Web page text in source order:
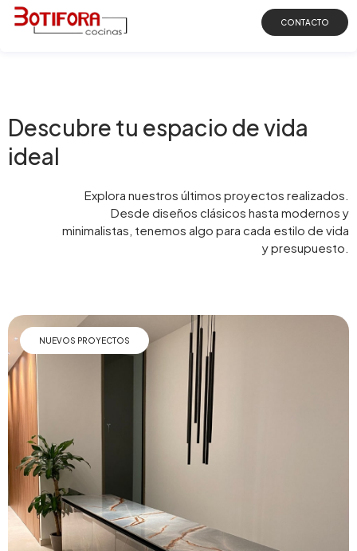
CONTACTO
Descubre tu espacio de vida
ideal
Explora nuestros últimos proyectos realizados.
Desde diseños clásicos hasta modernos y
minimalistas, tenemos algo para cada estilo de vida
y presupuesto.
NUEVOS PROYECTOS